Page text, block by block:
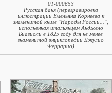
01-000653
Русская баня (перегравировка
иллюстрации Емельяна Корнеева к
знаменитой книге "Народы России...",
исполненная итальянцем Анджело
Биазиоли в 1825 году для не менее
знаменитой энциклопедии Джулио
Феррарио)